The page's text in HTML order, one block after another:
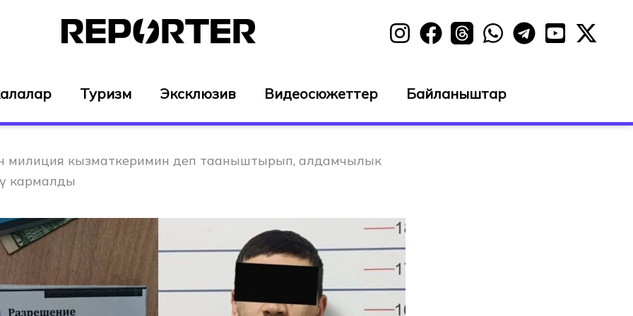
Туризм Эксклюзив Видеосюжеттер Байланыштар
милиция кызматкеримин деп тааныштырып, алдамчылык
кармалды